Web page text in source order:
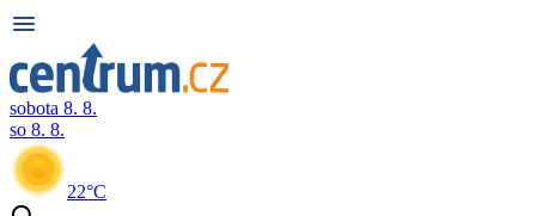
sobota 8. 8.
so 8. 8.
22°C